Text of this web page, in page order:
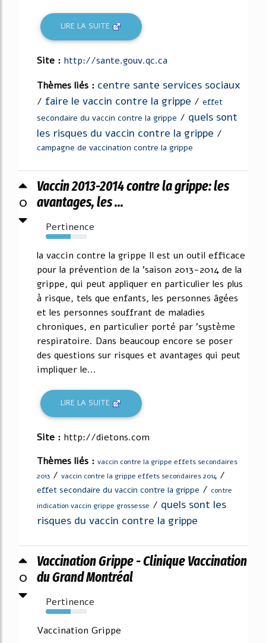
LIRE LA SUITE
Site : http://sante.gouv.qc.ca
Thèmes liés : centre sante services sociaux
/ faire le vaccin contre la grippe / effet
secondaire du vaccin contre la grippe / quels sont
les risques du vaccin contre la grippe /
campagne de vaccination contre la grippe
0
Vaccin 2013-2014 contre la grippe: les
avantages, les ...
Pertinence
60%
la vaccin contre la grippe Il est un outil efficace
pour la prévention de la 'saison 2013-2014 de la
grippe, qui peut appliquer en particulier les plus
à risque, tels que enfants, les personnes âgées
et les personnes souffrant de maladies
chroniques, en particulier porté par 'système
respiratoire. Dans beaucoup encore se poser
des questions sur risques et avantages qui peut
impliquer le...
LIRE LA SUITE
Site : http://dietons.com
Thèmes liés : vaccin contre la grippe effets secondaires
2013 / vaccin contre la grippe effets secondaires 2014 /
effet secondaire du vaccin contre la grippe / contre
indication vaccin grippe grossesse / quels sont les
risques du vaccin contre la grippe
0
Vaccination Grippe - Clinique Vaccination
du Grand Montréal
Pertinence
60%
Vaccination Grippe